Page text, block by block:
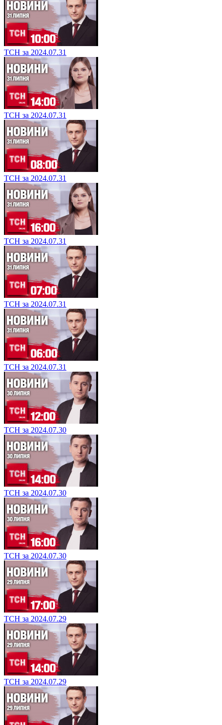
ТСН за 2024.07.31
ТСН за 2024.07.31
ТСН за 2024.07.31
ТСН за 2024.07.31
ТСН за 2024.07.31
ТСН за 2024.07.31
ТСН за 2024.07.30
ТСН за 2024.07.30
ТСН за 2024.07.30
ТСН за 2024.07.29
ТСН за 2024.07.29